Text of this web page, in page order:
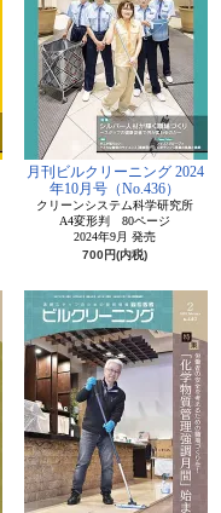
月刊ビルクリーニング 2024
年10月号（No.436）
クリーンシステム科学研究所
A4変形判 80ページ
2024年9月 発売
700円(内税)